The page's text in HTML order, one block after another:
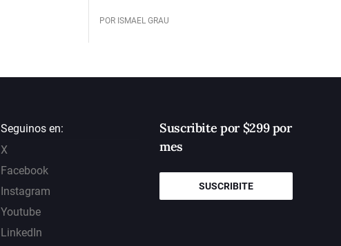
POR ISMAEL GRAU
Seguinos en:
X
Facebook
Instagram
Youtube
LinkedIn
Suscribite por $299 por
mes
SUSCRIBITE